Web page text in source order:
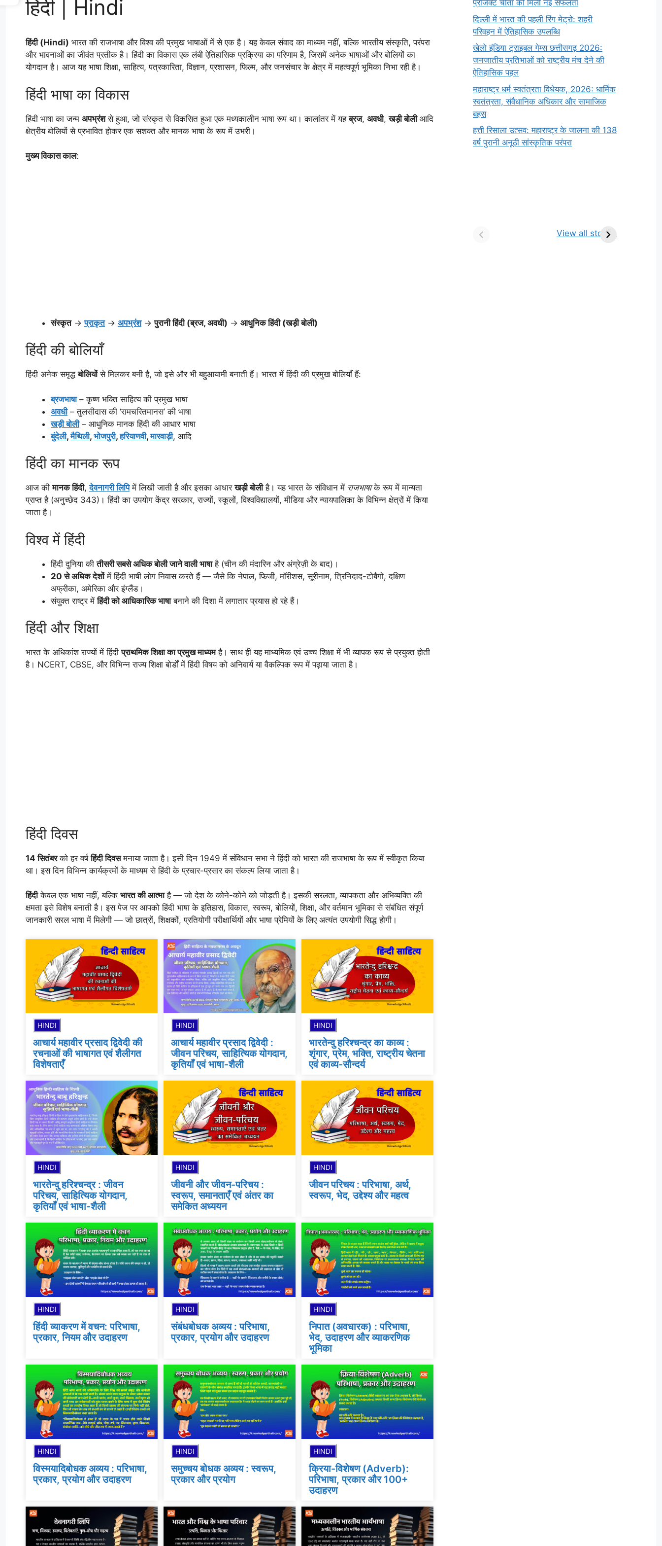
हिंदी | Hindi
हिंदी (Hindi) भारत की राजभाषा और विश्व की प्रमुख भाषाओं में से एक है। यह केवल संवाद का माध्यम नहीं, बल्कि भारतीय संस्कृति, परंपरा
और भावनाओं का जीवंत प्रतीक है। हिंदी का विकास एक लंबी ऐतिहासिक प्रक्रिया का परिणाम है, जिसमें अनेक भाषाओं और बोलियों का
योगदान है। आज यह भाषा शिक्षा, साहित्य, पत्रकारिता, विज्ञान, प्रशासन, फिल्म, और जनसंचार के क्षेत्र में महत्वपूर्ण भूमिका निभा रही है।
हिंदी भाषा का विकास
हिंदी भाषा का जन्म अपभ्रंशसे हुआ, जो संस्कृत से विकसित हुआ एक मध्यकालीन भाषा रूप था। कालांतर में यहब्रज, अवधी,खड़ी बोलीआदि
क्षेत्रीय बोलियों से प्रभावित होकर एक सशक्त और मानक भाषा के रूप में उभरी।
मुख्य विकास काल:
संस्कृत→प्राकृत→ अपभ्रंश→पुरानी हिंदी (ब्रज, अवधी) → आधुनिक हिंदी (खड़ी बोली)
हिंदी की बोलियाँ
हिंदी अनेक समृद्धबोलियोंसे मिलकर बनी है, जो इसे और भी बहुआयामी बनाती हैं। भारत में हिंदी की प्रमुख बोलियाँ हैं:
ब्रजभाषा– कृष्ण भक्ति साहित्य की प्रमुख भाषा
अवधी– तुलसीदास की ‘रामचरितमानस’ की भाषा
खड़ी बोली– आधुनिक मानक हिंदी की आधार भाषा
बुंदेली,मैथिली, भोजपुरी,हरियाणवी,मारवाड़ी, आदि
हिंदी का मानक रूप
आज कीमानक हिंदी,देवनागरी लिपिमें लिखी जाती है और इसका आधारखड़ी बोलीहै। यह भारत के संविधान में राजभाषाके रूप में मान्यता
प्राप्त है (अनुच्छेद 343)। हिंदी का उपयोग केंद्र सरकार, राज्यों, स्कूलों, विश्वविद्यालयों, मीडिया और न्यायपालिका के विभिन्न क्षेत्रों में किया
जाता है।
विश्व में हिंदी
हिंदी दुनिया कीतीसरी सबसे अधिक बोली जाने वाली भाषाहै (चीन की मंदारिन और अंग्रेज़ी के बाद)।
20 से अधिक देशोंमें हिंदी भाषी लोग निवास करते हैं — जैसे कि नेपाल, फिजी, मॉरीशस, सूरीनाम, त्रिनिदाद-टोबैगो, दक्षिण
अफ्रीका, अमेरिका और इंग्लैंड।
संयुक्त राष्ट्र मेंहिंदी को आधिकारिक भाषाबनाने की दिशा में लगातार प्रयास हो रहे हैं।
हिंदी और शिक्षा
भारत के अधिकांश राज्यों में हिंदीप्राथमिक शिक्षा का प्रमुख माध्यमहै। साथ ही यह माध्यमिक एवं उच्च शिक्षा में भी व्यापक रूप से प्रयुक्त होती
है। NCERT, CBSE, और विभिन्न राज्य शिक्षा बोर्डों में हिंदी विषय को अनिवार्य या वैकल्पिक रूप में पढ़ाया जाता है।
हिंदी दिवस
14 सितंबरको हर वर्षहिंदी दिवसमनाया जाता है। इसी दिन 1949 में संविधान सभा ने हिंदी को भारत की राजभाषा के रूप में स्वीकृत किया
था। इस दिन विभिन्न कार्यक्रमों के माध्यम से हिंदी के प्रचार-प्रसार का संकल्प लिया जाता है।
हिंदीकेवल एक भाषा नहीं, बल्कि भारत की आत्माहै — जो देश के कोने-कोने को जोड़ती है। इसकी सरलता, व्यापकता और अभिव्यक्ति की
क्षमता इसे विशेष बनाती है। इस पेज पर आपको हिंदी भाषा के इतिहास, विकास, स्वरूप, बोलियों, शिक्षा, और वर्तमान भूमिका से संबंधित संपूर्ण
जानकारी सरल भाषा में मिलेगी — जो छात्रों, शिक्षकों, प्रतियोगी परीक्षार्थियों और भाषा प्रेमियों के लिए अत्यंत उपयोगी सिद्ध होगी।
HINDI
आचार्य महावीर प्रसाद द्विवेदी की
रचनाओं की भाषागत एवं शैलीगत
विशेषताएँ
HINDI
आचार्य महावीर प्रसाद द्विवेदी :
जीवन परिचय, साहित्यिक योगदान,
कृतियाँ एवं भाषा-शैली
HINDI
भारतेन्दु हरिश्चन्द्र का काव्य :
शृंगार, प्रेम, भक्ति, राष्ट्रीय चेतना
एवं काव्य-सौन्दर्य
HINDI
भारतेन्दु हरिश्चन्द्र : जीवन
परिचय, साहित्यिक योगदान,
कृतियाँ एवं भाषा-शैली
HINDI
जीवनी और जीवन-परिचय :
स्वरूप, समानताएँ एवं अंतर का
समेकित अध्ययन
HINDI
जीवन परिचय : परिभाषा, अर्थ,
स्वरूप, भेद, उद्देश्य और महत्व
HINDI
हिंदी व्याकरण में वचन: परिभाषा,
प्रकार, नियम और उदाहरण
HINDI
संबंधबोधक अव्यय : परिभाषा,
प्रकार, प्रयोग और उदाहरण
HINDI
निपात (अवधारक) : परिभाषा,
भेद, उदाहरण और व्याकरणिक
भूमिका
HINDI
विस्मयादिबोधक अव्यय : परिभाषा,
प्रकार, प्रयोग और उदाहरण
HINDI
समुच्चय बोधक अव्यय : स्वरूप,
प्रकार और प्रयोग
HINDI
क्रिया-विशेषण (Adverb):
परिभाषा, प्रकार और 100+
उदाहरण
प्रोजेक्ट चीता को मिली नई सफलता
दिल्ली में भारत की पहली रिंग मेट्रो: शहरी
परिवहन में ऐतिहासिक उपलब्धि
खेलो इंडिया ट्राइबल गेम्स छत्तीसगढ़ 2026:
जनजातीय प्रतिभाओं को राष्ट्रीय मंच देने की
ऐतिहासिक पहल
महाराष्ट्र धर्म स्वतंत्रता विधेयक, 2026: धार्मिक
स्वतंत्रता, संवैधानिक अधिकार और सामाजिक
बहस
हत्ती रिसाला उत्सव: महाराष्ट्र के जालना की 138
वर्ष पुरानी अनूठी सांस्कृतिक परंपरा
View all stories
किसे कहते है? परिभाषा,
ज्योतिर्लिंग | नाम, स्थान एवं